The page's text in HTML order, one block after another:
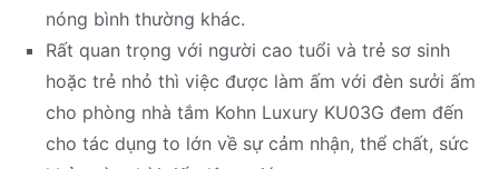
nóng bình thường khác.
Rất quan trọng với người cao tuổi và trẻ sơ sinh
hoặc trẻ nhỏ thì việc được làm ấm với đèn sưởi ấm
cho phòng nhà tắm Kohn Luxury KU03G đem đến
cho tác dụng to lớn về sự cảm nhận, thể chất, sức